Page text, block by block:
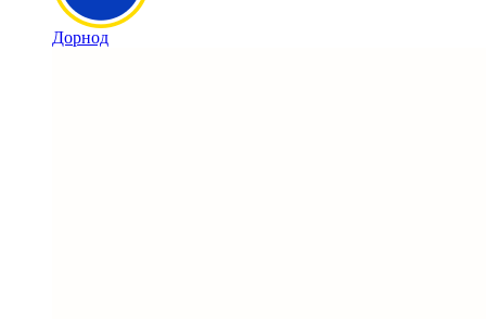
Дорнод